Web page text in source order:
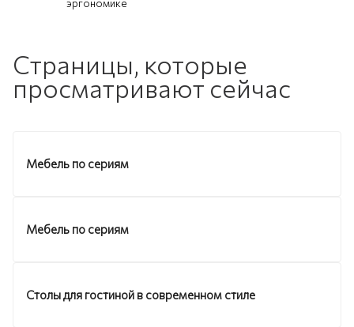
эргономике
Страницы, которые
просматривают сейчас
Мебель по сериям
Мебель по сериям
Столы для гостиной в современном стиле